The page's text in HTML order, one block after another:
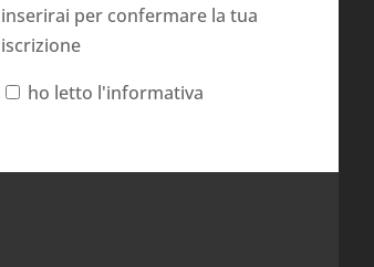
inserirai per confermare la tua
iscrizione
ho letto l'informativa